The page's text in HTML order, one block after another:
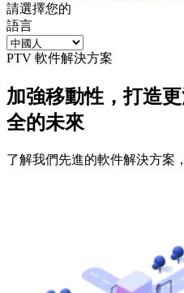
請選擇您的
語言
PTV 軟件解決方案
加強移動性，打造
全的未來
了解我們先進的軟件解決方案